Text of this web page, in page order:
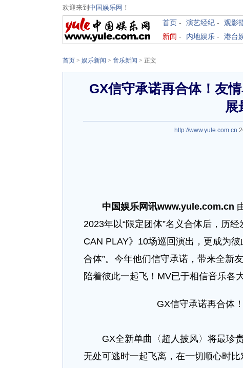
欢迎来到 中国娱乐网 ！
首页 - 演艺经纪 - 观影
新闻 - 内地娱乐 - 港台
首页 > 娱乐新闻 > 音乐新闻 > 正文
GX信守承诺再合体！友
展
http://www.yule.com.cn
中国娱乐网讯www.yule.com.cn
2023年以“限定团体”名义合体后，历
CAN PLAY》10场巡回演出，更成为
合体”。今年他们信守承诺，带来全新
陪着彼此一起飞！MV已于相信音乐各
GX信守承诺再合体
GX全新单曲〈超人披风〉将最珍贵
无处可逃时一起飞离，在一切顺心时